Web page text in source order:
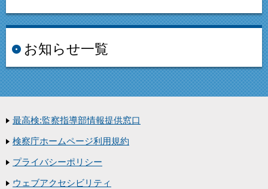
お知らせ一覧
最高検:監察指導部情報提供窓口
検察庁ホームページ利用規約
プライバシーポリシー
ウェブアクセシビリティ